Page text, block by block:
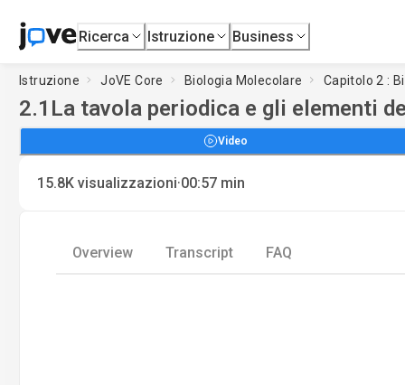
Ricerca Istruzione Business
Istruzione JoVE Core Biologia Molecolare Capitolo 2 :
2.1 La tavola periodica e gli elementi
Video
15.8K visualizzazioni·00:57 min
Overview Transcript FAQ